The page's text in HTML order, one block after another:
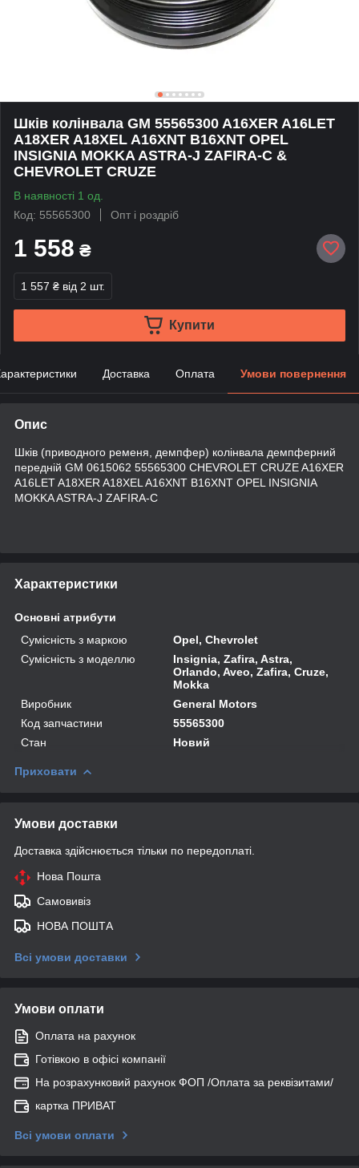
Шків колінвала GM 55565300 A16XER A16LET
A18XER A18XEL A16XNT B16XNT OPEL
INSIGNIA MOKKA ASTRA-J ZAFIRA-C &
CHEVROLET CRUZE
В наявності 1 од.
Код: 55565300
Опт і роздріб
1 558 ₴
1 557 ₴ від 2 шт.
Купити
Доставка Оплата Умови повернення
Опис
Шків (приводного ременя, демпфер) колінвала демпферний
передній GM 0615062 55565300 CHEVROLET CRUZE A16XER
A16LET A18XER A18XEL A16XNT B16XNT OPEL INSIGNIA
MOKKA ASTRA-J ZAFIRA-C
Характеристики
Основні атрибути
Сумісність з маркою
Opel, Chevrolet
Сумісність з моделлю
Insignia, Zafira, Astra,
Orlando, Aveo, Zafira, Cruze,
Mokka
Виробник
General Motors
Код запчастини
55565300
Стан
Новий
Приховати
Умови доставки
Доставка здійснюється тільки по передоплаті.
Нова Пошта
Самовивіз
НОВА ПОШТА
Всі умови доставки
Умови оплати
Оплата на рахунок
Готівкою в офісі компанії
На розрахунковий рахунок ФОП /Оплата за реквізитами/
картка ПРИВАТ
Всі умови оплати